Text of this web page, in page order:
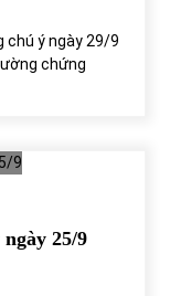
chú ý ngày 29/9
chứng
25/9